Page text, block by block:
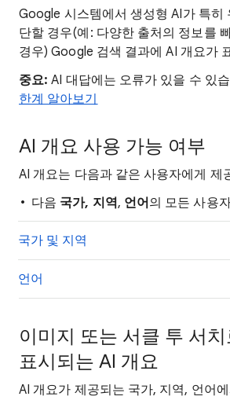
Google 시스템에서 생성형 AI가 특히
단할 경우(예: 다양한 출처의 정보를
경우) Google 검색 결과에 AI 개요가
중요: AI 대답에는 오류가 있을 수 있
한계 알아보기
AI 개요 사용 가능 여부
AI 개요는 다음과 같은 사용자에게 제
다음 국가, 지역, 언어 의 모든 사용
국가 및 지역
언어
이미지 또는 서클 투 서
표시되는 AI 개요
AI 개요가 제공되는 국가, 지역, 언어에